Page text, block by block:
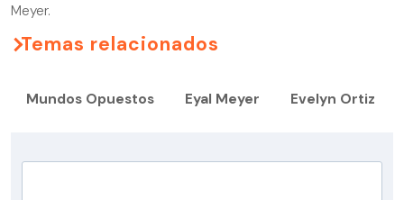
Meyer.
Temas relacionados
Mundos Opuestos Eyal Meyer Evelyn Ortiz